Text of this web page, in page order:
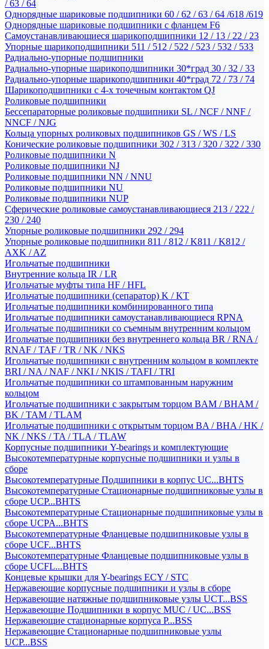
/ 63 / 64
Однорядные шариковые подшипники 60 / 62 / 63 / 64 /618 /619
Однорядные шариковые подшипники с фланцем F6
Самоустанавливающиеся шарикоподшипники 12 / 13 / 22 / 23
Упорные шарикоподшипники 511 / 512 / 522 / 523 / 532 / 533
Радиально-упорные подшипники
Радиально-упорные шарикоподшипники 30*град 30 / 32 / 33
Радиально-упорные шарикоподшипники 40*град 72 / 73 / 74
Шарикоподшипники с 4-х точечным контактом QJ
Роликовые подшипники
Бессепараторные роликовые подшипники SL / NCF / NNF /
NNCF / NJG
Кольца упорных роликовых подшипников GS / WS / LS
Конические роликовые подшипники 302 / 313 / 320 / 322 / 330
Роликовые подшипники N
Роликовые подшипники NJ
Роликовые подшипники NN / NNU
Роликовые подшипники NU
Роликовые подшипники NUP
Сферические роликовые самоустанавливающиеся 213 / 222 /
230 / 240
Упорные роликовые подшипники 292 / 294
Упорные роликовые подшипники 811 / 812 / K811 / K812 /
AXK / AZ
Игольчатые подшипники
Внутренние кольца IR / LR
Игольчатые муфты типа HF / HFL
Игольчатые подшипники (сепаратор) K / KT
Игольчатые подшипники комбинированного типа
Игольчатые подшипники самоустанавливающиеся RPNA
Игольчатые подшипники со съемным внутренним кольцом
Игольчатые подшипники без внутреннего кольца BR / RNA /
RNAF / TAF / TR / NK / NKS
Игольчатые подшипники с внутренним кольцом в комплекте
BRI / NA / NAF / NKI / NKIS / TAFI / TRI
Игольчатые подшипники со штампованным наружним
кольцом
Игольчатые подшипники с закрытым торцом BAM / BHAM /
BK / TAM / TLAM
Игольчатые подшипники с открытым торцом BA / BHA / HK /
NK / NKS / TA / TLA / TLAW
Корпусные подшипники Y-bearings и комплектующие
Высокотемпературные корпусные подшипники и узлы в
сборе
Высокотемпературные Подшипники в корпус UC...BHTS
Высокотемпературные Стационарные подшипниковые узлы в
сборе UCP...BHTS
Высокотемпературные Стационарные подшипниковые узлы в
сборе UCPA...BHTS
Высокотемпературные Фланцевые подшипниковые узлы в
сборе UCF...BHTS
Высокотемпературные Фланцевые подшипниковые узлы в
сборе UCFL...BHTS
Концевые крышки для Y-bearings ECY / STC
Нержавеющие корпусные подшипники и узлы в сборе
Нержавеющие натяжные подшипниковые узлы UCT...BSS
Нержавеющие Подшипники в корпус MUC / UC...BSS
Нержавеющие стационарные корпуса P...BSS
Нержавеющие Стационарные подшипниковые узлы
UCP...BSS